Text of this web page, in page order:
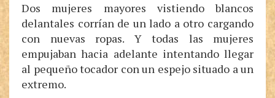
Dos mujeres mayores vistiendo blancos
delantales corrían de un lado a otro cargando
con nuevas ropas. Y todas las mujeres
empujaban hacia adelante intentando llegar
al pequeño tocador con un espejo situado a un
extremo.